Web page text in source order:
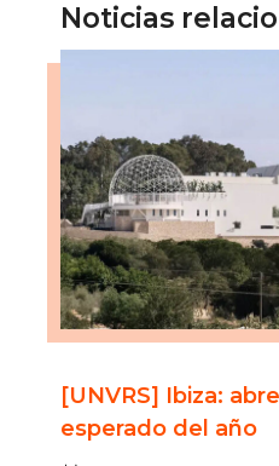
Noticias
[UNVRS] Ibiza:
esperado del año